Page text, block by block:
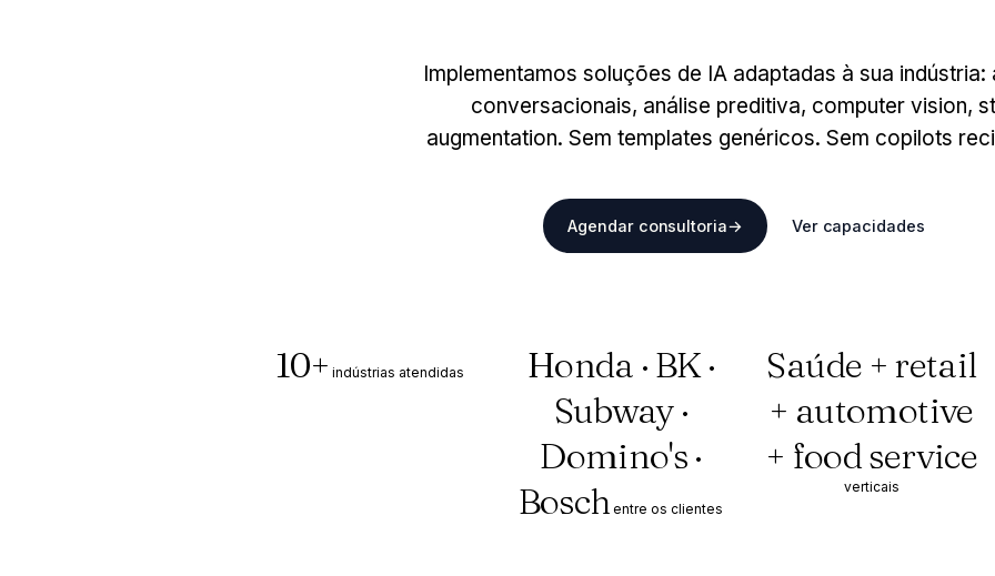
Implementamos soluções de IA adaptadas à sua indústria:
conversacionais, análise preditiva, computer vision,
augmentation. Sem templates genéricos. Sem copilots
Agendar consultoria→ Ver capacidades
10+ indústrias atendidas
Honda · BK ·
Subway ·
Domino's ·
Bosch entre os clientes
Saúde + retail
+ automotive
+ food service
verticais